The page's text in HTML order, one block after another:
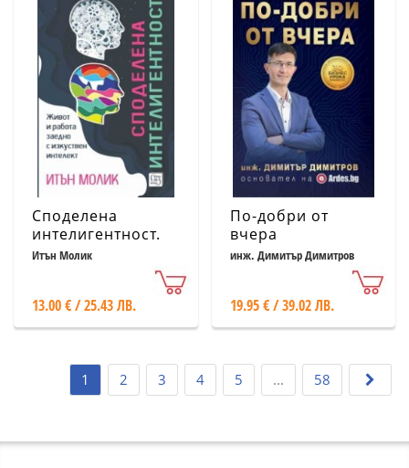
Споделена
интелигентност.
Живот и работа
интелект
Итън Молик
13.00 € / 25.43 ЛВ.
По-добри от
вчера
инж. Димитър Димитров
19.95 € / 39.02 ЛВ.
1 2 3 4 5 ... 58